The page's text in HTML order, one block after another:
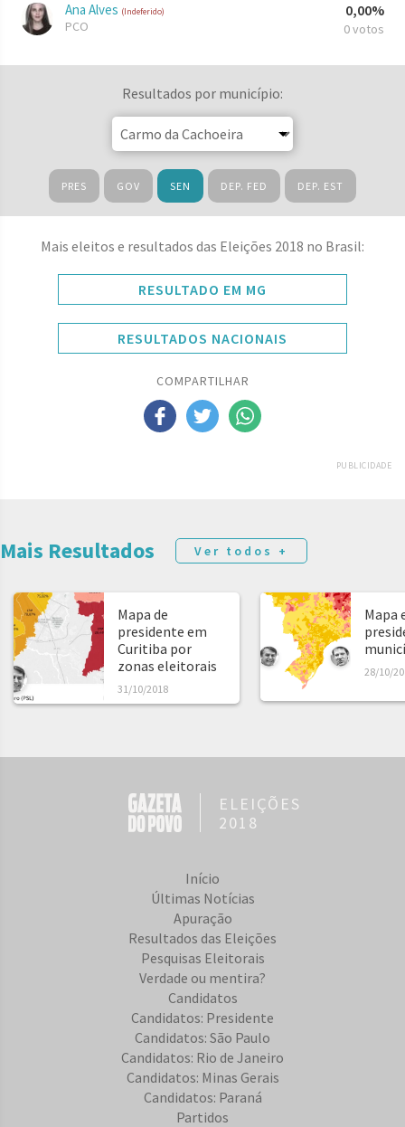
Ana Alves (Indeferido)
PCO
0,00%
0 votos
Resultados por município:
PRES GOV SEN DEP. FED DEP. EST
Mais eleitos e resultados das Eleições 2018 no Brasil:
RESULTADO EM MG
RESULTADOS NACIONAIS
COMPARTILHAR
PUBLICIDADE
Mais Resultados Ver todos +
Mapa de
presidente em
Curitiba por
zonas eleitorais
31/10/2018
Mapa
28/10/
ELEIÇÕES
2018
Início
Últimas Notícias
Apuração
Resultados das Eleições
Pesquisas Eleitorais
Verdade ou mentira?
Candidatos
Candidatos: Presidente
Candidatos: São Paulo
Candidatos: Rio de Janeiro
Candidatos: Minas Gerais
Candidatos: Paraná
Partidos